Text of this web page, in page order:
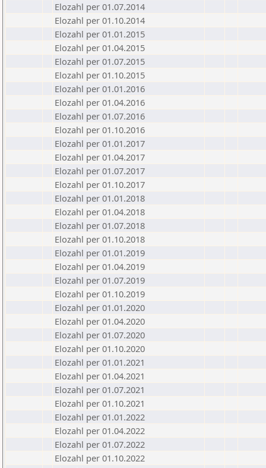
Elozahl per 01.07.2014
Elozahl per 01.10.2014
Elozahl per 01.01.2015
Elozahl per 01.04.2015
Elozahl per 01.07.2015
Elozahl per 01.10.2015
Elozahl per 01.01.2016
Elozahl per 01.04.2016
Elozahl per 01.07.2016
Elozahl per 01.10.2016
Elozahl per 01.01.2017
Elozahl per 01.04.2017
Elozahl per 01.07.2017
Elozahl per 01.10.2017
Elozahl per 01.01.2018
Elozahl per 01.04.2018
Elozahl per 01.07.2018
Elozahl per 01.10.2018
Elozahl per 01.01.2019
Elozahl per 01.04.2019
Elozahl per 01.07.2019
Elozahl per 01.10.2019
Elozahl per 01.01.2020
Elozahl per 01.04.2020
Elozahl per 01.07.2020
Elozahl per 01.10.2020
Elozahl per 01.01.2021
Elozahl per 01.04.2021
Elozahl per 01.07.2021
Elozahl per 01.10.2021
Elozahl per 01.01.2022
Elozahl per 01.04.2022
Elozahl per 01.07.2022
Elozahl per 01.10.2022